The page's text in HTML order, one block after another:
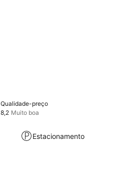
Qualidade-preço
8,2 Muito boa
Estacionamento